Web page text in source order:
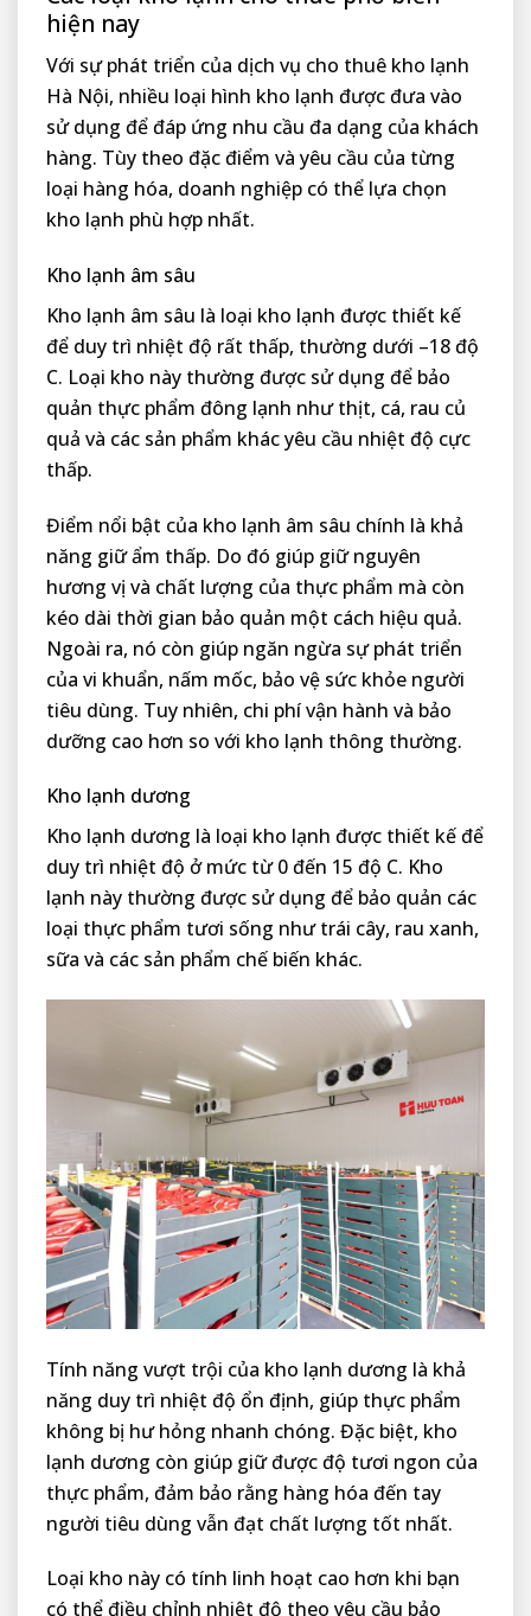
hiện nay
Với sự phát triển của dịch vụ cho thuê kho lạnh
Hà Nội, nhiều loại hình kho lạnh được đưa vào
sử dụng để đáp ứng nhu cầu đa dạng của khách
hàng. Tùy theo đặc điểm và yêu cầu của từng
loại hàng hóa, doanh nghiệp có thể lựa chọn
kho lạnh phù hợp nhất.
Kho lạnh âm sâu
Kho lạnh âm sâu là loại kho lạnh được thiết kế
để duy trì nhiệt độ rất thấp, thường dưới –18 độ
C. Loại kho này thường được sử dụng để bảo
quản thực phẩm đông lạnh như thịt, cá, rau củ
quả và các sản phẩm khác yêu cầu nhiệt độ cực
thấp.
Điểm nổi bật của kho lạnh âm sâu chính là khả
năng giữ ẩm thấp. Do đó giúp giữ nguyên
hương vị và chất lượng của thực phẩm mà còn
kéo dài thời gian bảo quản một cách hiệu quả.
Ngoài ra, nó còn giúp ngăn ngừa sự phát triển
của vi khuẩn, nấm mốc, bảo vệ sức khỏe người
tiêu dùng. Tuy nhiên, chi phí vận hành và bảo
dưỡng cao hơn so với kho lạnh thông thường.
Kho lạnh dương
Kho lạnh dương là loại kho lạnh được thiết kế để
duy trì nhiệt độ ở mức từ 0 đến 15 độ C. Kho
lạnh này thường được sử dụng để bảo quản các
loại thực phẩm tươi sống như trái cây, rau xanh,
sữa và các sản phẩm chế biến khác.
Tính năng vượt trội của kho lạnh dương là khả
năng duy trì nhiệt độ ổn định, giúp thực phẩm
không bị hư hỏng nhanh chóng. Đặc biệt, kho
lạnh dương còn giúp giữ được độ tươi ngon của
thực phẩm, đảm bảo rằng hàng hóa đến tay
người tiêu dùng vẫn đạt chất lượng tốt nhất.
Loại kho này có tính linh hoạt cao hơn khi bạn
có thể điều chỉnh nhiệt độ theo yêu cầu bảo